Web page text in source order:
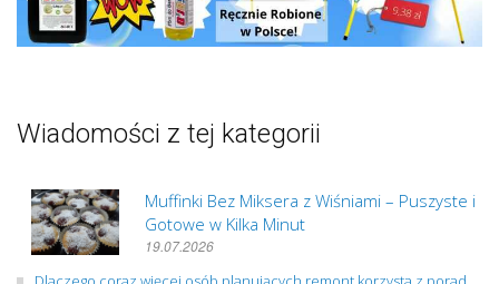
Wiadomości z tej kategorii
Muffinki Bez Miksera z Wiśniami – Puszyste i
Gotowe w Kilka Minut
19.07.2026